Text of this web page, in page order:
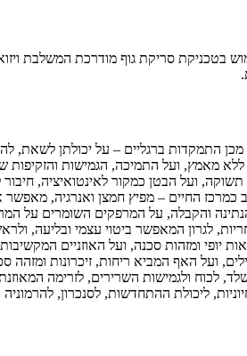
לגוף, תוך שימוש בטכניקת סריקת גוף
התמקדות ברגליים – על יכולתן לשאת,
מאמץ, ועל התמיכה, הגמישות והזקיפות
ועל הבטן כמקור לאינטואיציה, חיבור
כמרכז החיים – מפיץ חמצן ואנרגיה, מאפשר
והקבלה, על המרפקים השומרים על
לגרון המאפשר ביטוי עצמי ובליעה,
יופי ומזהות סכנה, ועל האוזניים
ועל האף המביא ריחות, זיכרונות
לכוח ולגמישות השרירים, לזרימה
ליכולת ההתחדשות, לסנכרון,